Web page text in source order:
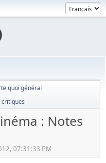
quoi général
critiques
: Notes
07:31:33 PM